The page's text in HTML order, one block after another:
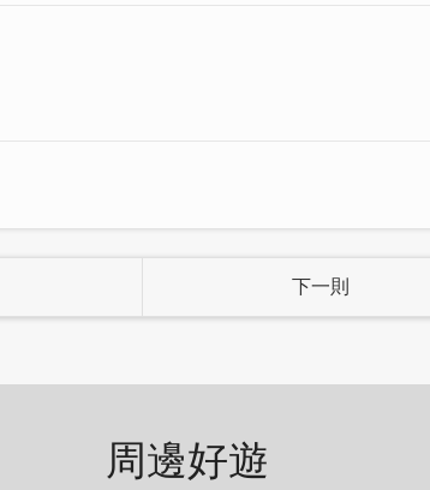
下一則
周邊好遊